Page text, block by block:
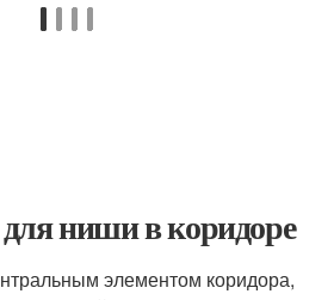
ниши в коридоре
элементом коридора,